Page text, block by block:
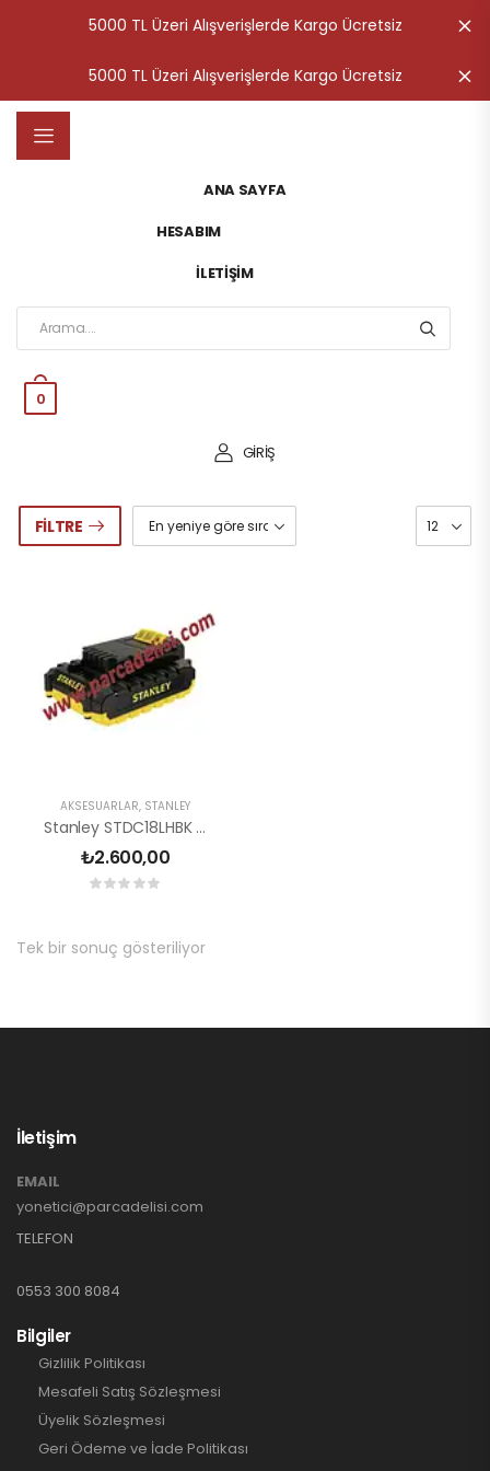
5000 TL Üzeri Alışverişlerde Kargo Ücretsiz
5000 TL Üzeri Alışverişlerde Kargo Ücretsiz
ANA SAYFA
HESABIM
İLETIŞIM
0
GİRİŞ
FILTRE
AKSESUARLAR, STANLEY
Stanley STDC18LHBK Akü
₺2.600,00
Tek bir sonuç gösteriliyor
İletişim
EMAIL
yonetici@parcadelisi.com
TELEFON
0553 300 8084
Bilgiler
Gizlilik Politikası
Mesafeli Satış Sözleşmesi
Üyelik Sözleşmesi
Geri Ödeme ve İade Politikası